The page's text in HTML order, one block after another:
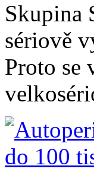
Skupina
sériově
Proto se